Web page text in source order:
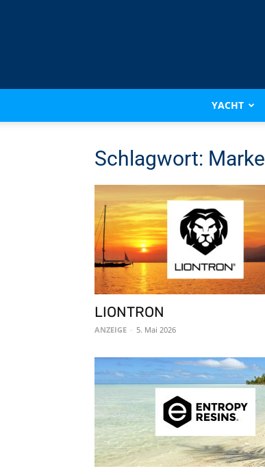
YACHT
Schlagwort: Marke
LIONTRON
ANZEIGE - 5. Mai 2026